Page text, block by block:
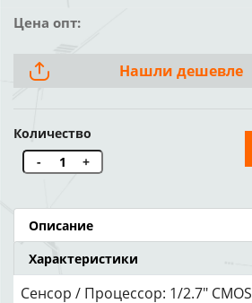
Цена опт:
Нашли дешевле
Количество
-
+
Описание
Характеристики
Сенсор / Процессор: 1/2.7" CMOS